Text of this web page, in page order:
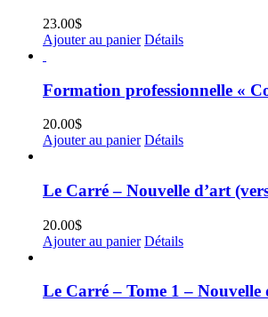
23.00$
Ajouter au panier Détails
Formation professionnelle «
20.00$
Ajouter au panier Détails
Le Carré – Nouvelle d’art
20.00$
Ajouter au panier Détails
Le Carré – Tome 1 –